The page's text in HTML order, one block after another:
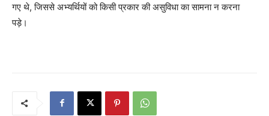
गए थे, जिससे अभ्यर्थियों को किसी प्रकार की असुविधा का सामना न करना
पड़े।